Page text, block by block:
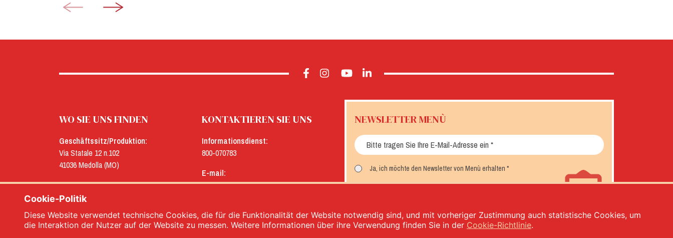
WO SIE UNS FINDEN
Geschäftssitz/Produktion:
Via Statale 12 n.102
41036 Medolla (MO)
Verwaltung:
Via Concordia n.25
KONTAKTIEREN SIE UNS
Informationsdienst:
800-070783
E-mail:
menu@menu.it
NEWSLETTER MENÙ
Ja, ich möchte den Newsletter von Menù erhalten *
Cookie-Politik
Diese Website verwendet technische Cookies, die für die Funktionalität der Website notwendig sind, und mit vorheriger Zustimmung auch statistische Cookies, um
die Interaktion der Nutzer auf der Website zu messen. Weitere Informationen über ihre Verwendung finden Sie in der Cookie-Richtlinie.